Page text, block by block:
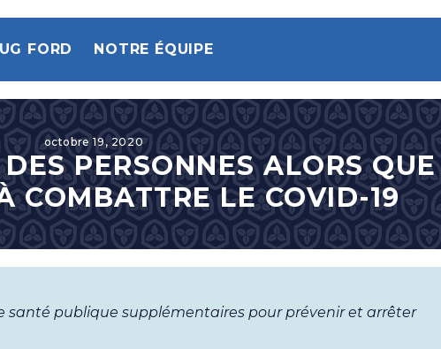
FORD NOTRE ÉQUIPE
octobre 19, 2020
PERSONNES ALORS
COMBATTRE LE COVID-19
santé publique supplémentaires pour prévenir et arrêter